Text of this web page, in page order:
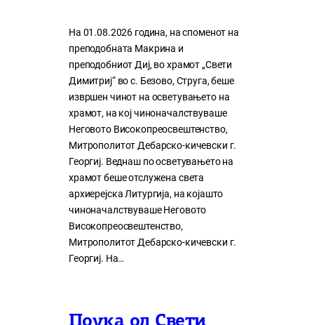
На 01.08.2026 година, на споменот на
преподобната Макрина и
преподобниот Диј, во храмот „Свети
Димитриј“ во с. Безово, Струга, беше
извршен чинот на осветувањето на
храмот, на кој чиноначалствуваше
Неговото Високопреосвештенство,
Митрополитот Дебарско-кичевски г.
Георгиј. Веднаш по осветувањето на
храмот беше отслужена света
архиерејска Литургија, на којашто
чиноначалствуваше Неговото
Високопреосвештенство,
Митрополитот Дебарско-кичевски г.
Георгиј. На…